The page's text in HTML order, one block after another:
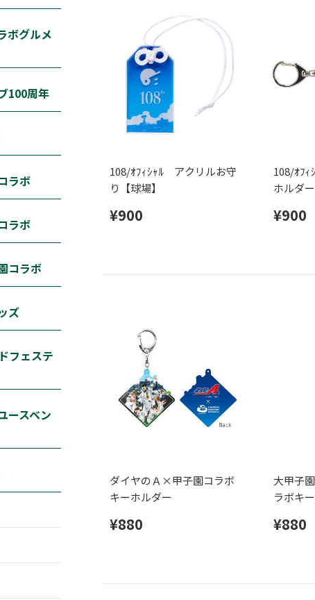
ボグルメ
100周年
ラボ
ラボ
コラボ
ズ
フェステ
ースベン
108/ｵﾌｨｼｬﾙ アクリルお守
り【球場】
¥900
108/ｵﾌ
ホルダ
¥900
ダイヤのＡ×甲子園コラボ
キーホルダー
¥880
大甲子
ラボキ
¥880